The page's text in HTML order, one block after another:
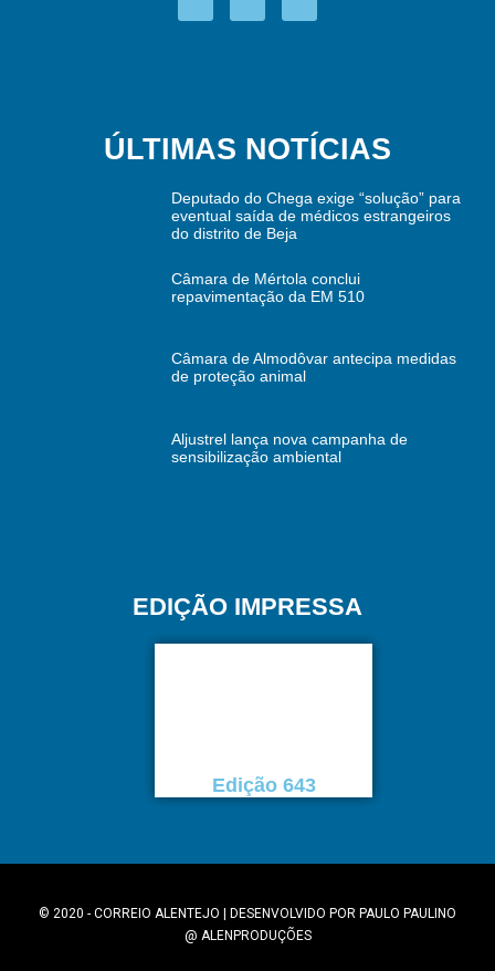
ÚLTIMAS NOTÍCIAS
Deputado do Chega exige “solução” para
eventual saída de médicos estrangeiros
do distrito de Beja
Câmara de Mértola conclui
repavimentação da EM 510
Câmara de Almodôvar antecipa medidas
de proteção animal
Aljustrel lança nova campanha de
sensibilização ambiental
EDIÇÃO IMPRESSA
Edição 643
© 2020 - CORREIO ALENTEJO | DESENVOLVIDO POR PAULO PAULINO
@ ALENPRODUÇÕES